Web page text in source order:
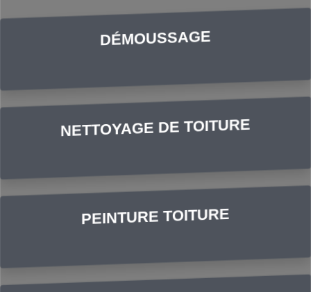
DÉMOUSSAGE
NETTOYAGE DE TOITURE
PEINTURE TOITURE